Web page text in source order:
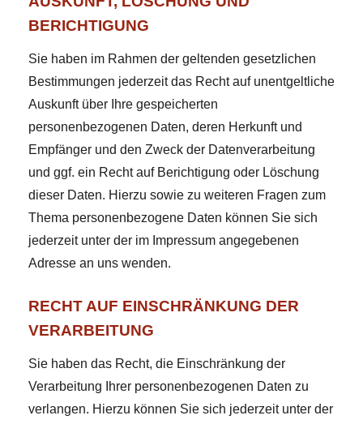
BERICHTIGUNG
Sie haben im Rahmen der geltenden gesetzlichen
Bestimmungen jederzeit das Recht auf unentgeltliche
Auskunft über Ihre gespeicherten
personenbezogenen Daten, deren Herkunft und
Empfänger und den Zweck der Datenverarbeitung
und ggf. ein Recht auf Berichtigung oder Löschung
dieser Daten. Hierzu sowie zu weiteren Fragen zum
Thema personenbezogene Daten können Sie sich
jederzeit unter der im Impressum angegebenen
Adresse an uns wenden.
RECHT AUF EINSCHRÄNKUNG DER
VERARBEITUNG
Sie haben das Recht, die Einschränkung der
Verarbeitung Ihrer personenbezogenen Daten zu
verlangen. Hierzu können Sie sich jederzeit unter der